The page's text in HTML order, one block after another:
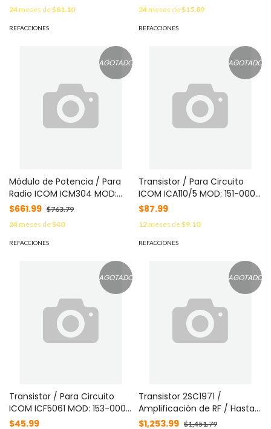
24meses de$81.10
REFACCIONES
24meses de$15.89
REFACCIONES
AGOTADO
Módulo de Potencia / Para
Radio ICOM ICM304 MOD:
115-000-2173
$661.99 $763.79
24meses de$40
REFACCIONES
AGOTADO
Transistor / Para Circuito
ICOM ICA110/5 MOD: 151-000-
1230
$87.99
12meses de$9.10
REFACCIONES
AGOTADO
Transistor / Para Circuito
ICOM ICF5061 MOD: 153-000-
0374
$45.99
AGOTADO
Transistor 2SC1971 /
Amplificación de RF / Hasta
100 MHz / Ic 150 mA / Vce 30
$1,253.99 $1,451.79